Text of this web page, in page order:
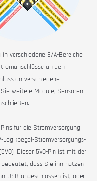
verschiedene E/A-Bereiche
an den
an verschiedene
weitere Module, Sensoren
für die Stromversorgung
Logikpegel-Stromversorgungs-
Dieser 5V0-Pin ist mit der
bedeutet, dass Sie ihn nutzen
USB angeschlossen ist, oder